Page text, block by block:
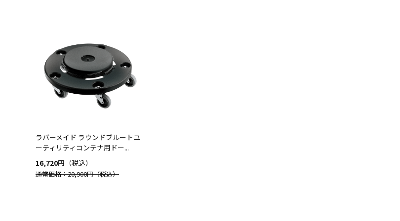
ラバーメイド ラウンドブルートユ
ーティリティコンテナ用ドー...
16,720円 （税込）
通常価格：20,900円（税込）